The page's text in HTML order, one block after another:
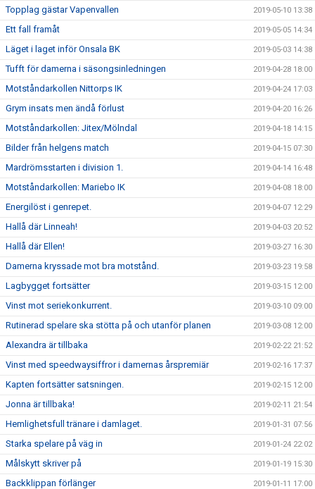
Topplag gästar Vapenvallen 2019-05-10 13:38
Ett fall framåt 2019-05-05 14:34
Läget i laget inför Onsala BK 2019-05-03 14:38
Tufft för damerna i säsongsinledningen 2019-04-28 18:00
Motståndarkollen Nittorps IK 2019-04-24 17:03
Grym insats men ändå förlust 2019-04-20 16:26
Motståndarkollen: Jitex/Mölndal 2019-04-18 14:15
Bilder från helgens match 2019-04-15 07:30
Mardrömsstarten i division 1. 2019-04-14 16:48
Motståndarkollen: Mariebo IK 2019-04-08 18:00
Energilöst i genrepet. 2019-04-07 12:29
Hallå där Linneah! 2019-04-03 20:52
Hallå där Ellen! 2019-03-27 16:30
Damerna kryssade mot bra motstånd. 2019-03-23 19:58
Lagbygget fortsätter 2019-03-15 12:00
Vinst mot seriekonkurrent. 2019-03-10 09:00
Rutinerad spelare ska stötta på och utanför planen 2019-03-08 12:00
Alexandra är tillbaka 2019-02-22 21:52
Vinst med speedwaysiffror i damernas årspremiär 2019-02-16 17:37
Kapten fortsätter satsningen. 2019-02-15 12:00
Jonna är tillbaka! 2019-02-11 21:54
Hemlighetsfull tränare i damlaget. 2019-01-31 07:56
Starka spelare på väg in 2019-01-24 22:02
Målskytt skriver på 2019-01-19 15:30
Backklippan förlänger 2019-01-11 17:00